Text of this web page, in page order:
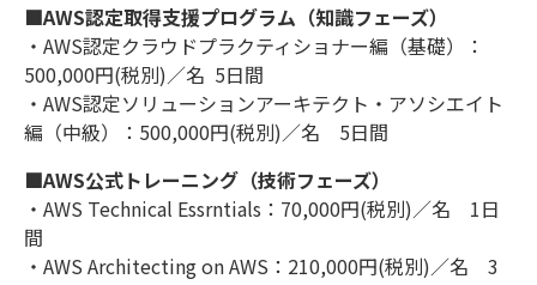
■AWS認定取得支援プログラム（知識フェーズ）
・AWS認定クラウドプラクティショナー編（基礎）：
500,000円(税別)／名 5日間
・AWS認定ソリューションアーキテクト・アソシエイト
編（中級）：500,000円(税別)／名 5日間
■AWS公式トレーニング（技術フェーズ）
・AWS Technical Essrntials：70,000円(税別)／名 1日
間
・AWS Architecting on AWS：210,000円(税別)／名 3